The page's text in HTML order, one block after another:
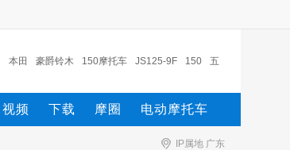
本田 豪爵铃木 150摩托车 JS125-9F 150 五
羊-本田 五羊本田摩托 豪爵铃木骊驰 摩托车 JS11
0-9H
视频 下载 摩圈 电动摩托车
IP属地 广东